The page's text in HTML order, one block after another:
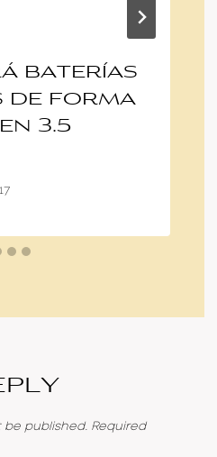
baterías
de forma
3.5
be published. Required